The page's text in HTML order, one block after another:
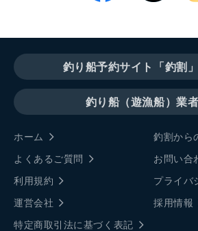
釣り船予約サイト「釣割
釣り船（遊漁船）業
ホーム
釣割から
よくあるご質問
お問い合
利用規約
プライバ
運営会社
採用情報
特定商取引法に基づく表記